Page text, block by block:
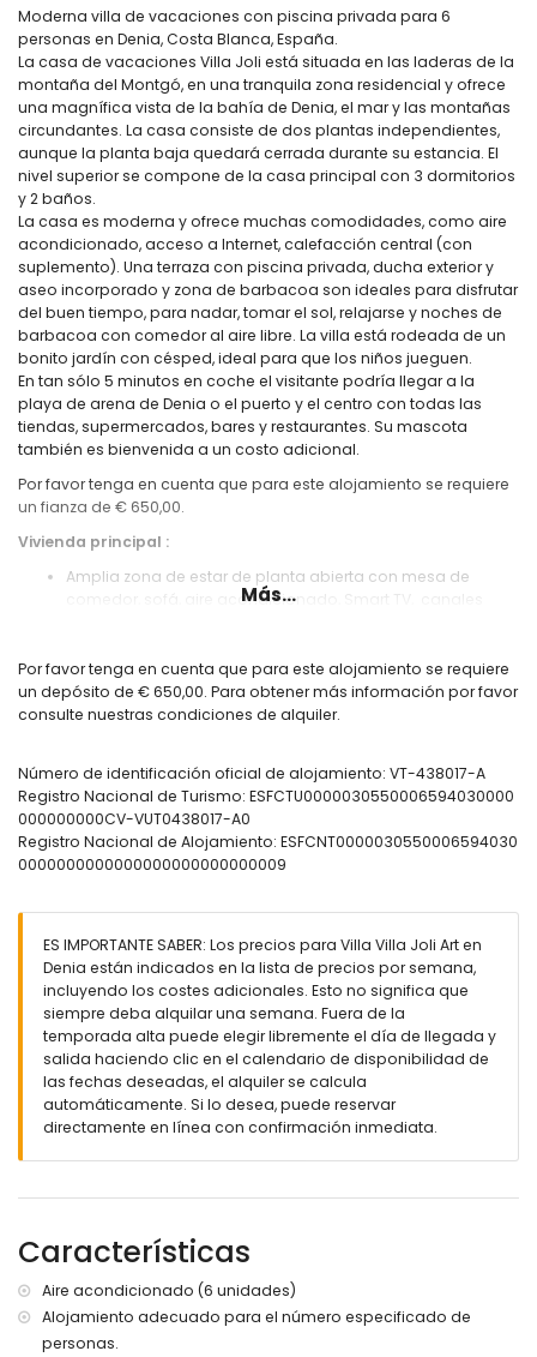
Moderna villa de vacaciones con piscina privada para 6
personas en Denia, Costa Blanca, España.
La casa de vacaciones Villa Joli está situada en las laderas de la
montaña del Montgó, en una tranquila zona residencial y ofrece
una magnífica vista de la bahía de Denia, el mar y las montañas
circundantes. La casa consiste de dos plantas independientes,
aunque la planta baja quedará cerrada durante su estancia. El
nivel superior se compone de la casa principal con 3 dormitorios
y 2 baños.
La casa es moderna y ofrece muchas comodidades, como aire
acondicionado, acceso a Internet, calefacción central (con
suplemento). Una terraza con piscina privada, ducha exterior y
aseo incorporado y zona de barbacoa son ideales para disfrutar
del buen tiempo, para nadar, tomar el sol, relajarse y noches de
barbacoa con comedor al aire libre. La villa está rodeada de un
bonito jardín con césped, ideal para que los niños jueguen.
En tan sólo 5 minutos en coche el visitante podría llegar a la
playa de arena de Denia o el puerto y el centro con todas las
tiendas, supermercados, bares y restaurantes. Su mascota
también es bienvenida a un costo adicional.
Por favor tenga en cuenta que para este alojamiento se requiere
un fianza de € 650,00.
Vivienda principal :
Amplia zona de estar de planta abierta con mesa de
comedor, sofá, aire acondicionado, Smart TV, canales
modernos, como microondas, lavavajillas y cafetera
Nespresso
lavadero con lavadora
Habitación con cama doble y aire acondicionado, en-
suite
Cuarto de ducha con WC
Cuarto de baño con ducha, bañera y WC (suite)
Terraza cubierta
Piscina privada
Zona de barbacoa
Cuarto de ducha y WC
Terraza cubierta con mesa de comedor
Jardín con césped
zona de aparcamiento cerrado para 2 coches
Parcela totalmente cerrada
piscina climatizada con pago suplemento (bajo peticion )
Más info
población más cercana: Denia (a menos de 4 kilómetros
playa más cercana: La Marineta (a menos de 4 kilómetros
de la villa)
puerto más cercano: Denia (a menos de 5 kilómetros de la
villa)
aeropuerto más cercano: Alicante (a menos de 100
Más...
Por favor tenga en cuenta que para este alojamiento se requiere
un depósito de € 650,00. Para obtener más información por favor
consulte nuestras condiciones de alquiler.
Número de identificación oficial de alojamiento: VT-438017-A
Registro Nacional de Turismo: ESFCTU0000030550006594030000
000000000CV-VUT0438017-A0
Registro Nacional de Alojamiento: ESFCNT0000030550006594030
0000000000000000000000000009
ES IMPORTANTE SABER: Los precios para Villa Villa Joli Art en
Denia están indicados en la lista de precios por semana,
incluyendo los costes adicionales. Esto no significa que
siempre deba alquilar una semana. Fuera de la
temporada alta puede elegir libremente el día de llegada y
salida haciendo clic en el calendario de disponibilidad de
las fechas deseadas, el alquiler se calcula
automáticamente. Si lo desea, puede reservar
directamente en línea con confirmación inmediata.
Características
Aire acondicionado (6 unidades)
Alojamiento adecuado para el número especificado de
personas.